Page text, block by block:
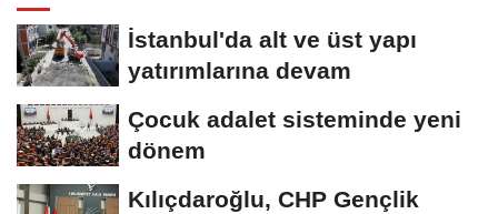
İstanbul'da alt ve üst yapı
yatırımlarına devam
Çocuk adalet sisteminde yeni
dönem
Kılıçdaroğlu, CHP Gençlik